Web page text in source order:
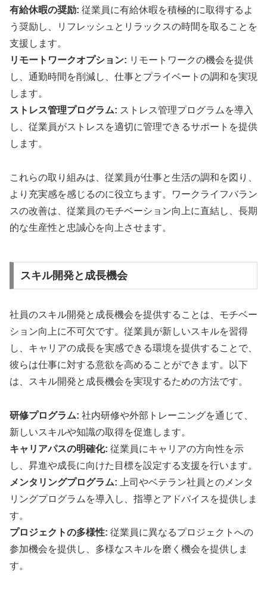
有給休暇の奨励: 従業員に有給休暇を積極的に取得するよ
う奨励し、リフレッシュとリラックスの時間を取ることを
支援します。
リモートワークオプション: リモートワークの機会を提供
し、通勤時間を削減し、仕事とプライベートの調和を実現
します。
ストレス管理プログラム: ストレス管理プログラムを導入
し、従業員がストレスを適切に管理できるサポートを提供
します。
これらの取り組みは、従業員が仕事と生活の調和を図り、
より充実感を感じるのに役立ちます。ワークライフバラン
スの改善は、従業員のモチベーション向上に直結し、長期
的な生産性と忠誠心を向上させます。
スキル開発と成長機会
社員のスキル開発と成長機会を提供することは、モチベー
ション向上に不可欠です。従業員が新しいスキルを習得
し、キャリアの成長を実感できる環境を提供することで、
彼らは仕事に対する意欲を高めることができます。以下
は、スキル開発と成長機会を実現するための方法です。
研修プログラム: 社内研修や外部トレーニングを通じて、
新しいスキルや知識の取得を促進します。
キャリアパスの明確化: 従業員にキャリアの方向性を示
し、昇進や成長に向けた目標を設定する支援を行います。
メンタリングプログラム: 上司やベテラン社員とのメンタ
リングプログラムを導入し、指導とアドバイスを提供しま
す。
プロジェクトの多様性: 従業員に異なるプロジェクトへの
参加機会を提供し、多様なスキルを磨く機会を提供しま
す。